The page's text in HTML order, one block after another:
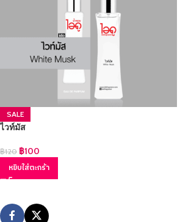
SALE
ไวท์มัส
฿120 ฿100
หยิบใส่ตะกร้า